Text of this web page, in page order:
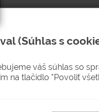
(Súhlas s
váš súhlas so
na tlačidlo "Povoliť